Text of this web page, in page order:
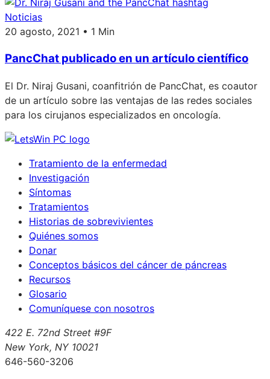
Noticias
20 agosto, 2021 • 1 Min
PancChat publicado en un artículo científico
El Dr. Niraj Gusani, coanfitrión de PancChat, es coautor
de un artículo sobre las ventajas de las redes sociales
para los cirujanos especializados en oncología.
Tratamiento de la enfermedad
Investigación
Síntomas
Tratamientos
Historias de sobrevivientes
Quiénes somos
Donar
Conceptos básicos del cáncer de páncreas
Recursos
Glosario
Comuníquese con nosotros
422 E. 72nd Street #9F
New York, NY 10021
646-560-3206